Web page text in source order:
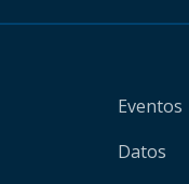
Eventos
Datos